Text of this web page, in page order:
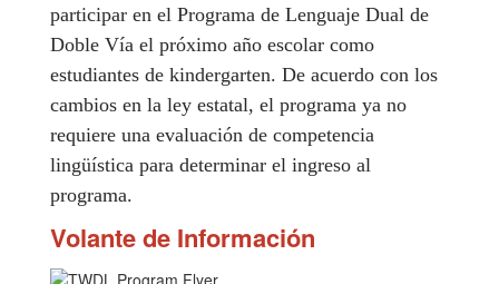
participar en el Programa de Lenguaje Dual de
Doble Vía el próximo año escolar como
estudiantes de kindergarten. De acuerdo con los
cambios en la ley estatal, el programa ya no
requiere una evaluación de competencia
lingüística para determinar el ingreso al
programa.
Volante de Información